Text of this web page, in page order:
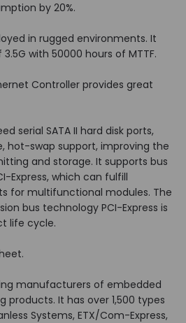
by 20%.
in rugged environments. It
with 50000 hours of MTTF.
Controller provides great
serial SATA II hard disk ports,
hot-swap support, improving the
and storage. It supports bus
Express, which can fulfill
for multifunctional modules. The
bus technology PCI-Express is
life cycle.
manufacturers of embedded
products. It has over 1,500 types
Systems, ETX/Com-Express,